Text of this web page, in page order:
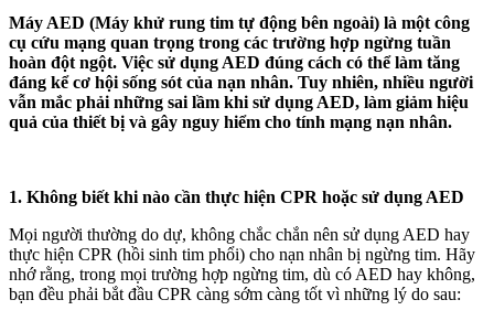
Máy AED (Máy khử rung tim tự động bên ngoài) là một công
cụ cứu mạng quan trọng trong các trường hợp ngừng tuần
hoàn đột ngột. Việc sử dụng AED đúng cách có thể làm tăng
đáng kể cơ hội sống sót của nạn nhân. Tuy nhiên, nhiều người
vẫn mắc phải những sai lầm khi sử dụng AED, làm giảm hiệu
quả của thiết bị và gây nguy hiểm cho tính mạng nạn nhân.
1. Không biết khi nào cần thực hiện CPR hoặc sử dụng AED
Mọi người thường do dự, không chắc chắn nên sử dụng AED hay
thực hiện CPR (hồi sinh tim phổi) cho nạn nhân bị ngừng tim. Hãy
nhớ rằng, trong mọi trường hợp ngừng tim, dù có AED hay không,
bạn đều phải bắt đầu CPR càng sớm càng tốt vì những lý do sau: